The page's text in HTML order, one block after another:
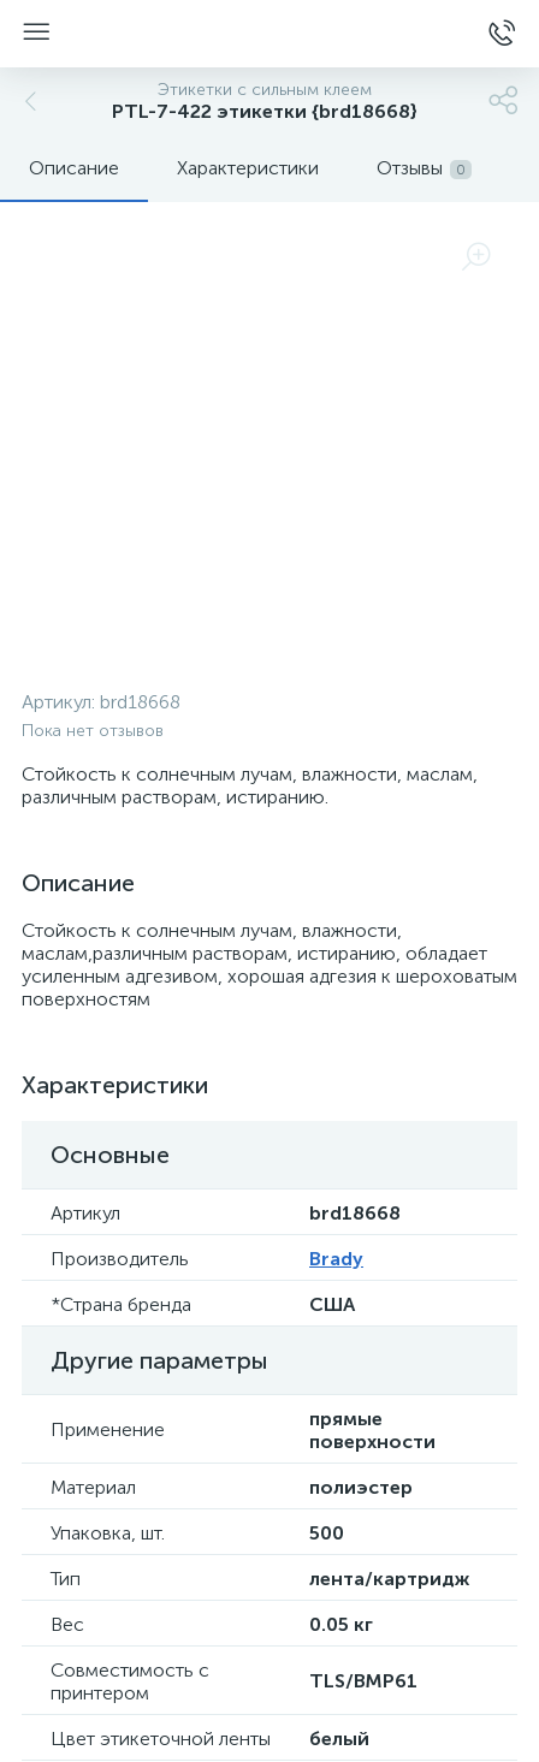
Этикетки с сильным клеем
PTL-7-422 этикетки {brd18668}
Описание Характеристики Отзывы 0
Артикул: brd18668
Пока нет отзывов
Стойкость к солнечным лучам, влажности, маслам,
различным растворам, истиранию.
Описание
Стойкость к солнечным лучам, влажности,
маслам,различным растворам, истиранию, обладает
усиленным адгезивом, хорошая адгезия к шероховатым
поверхностям
Характеристики
Основные
Артикул
brd18668
Производитель
Brady
*Страна бренда
США
Другие параметры
Применение
прямые
поверхности
Материал
полиэстер
Упаковка, шт.
500
Тип
лента/картридж
Вес
0.05 кг
Совместимость с
принтером
TLS/BMP61
Цвет этикеточной ленты
белый